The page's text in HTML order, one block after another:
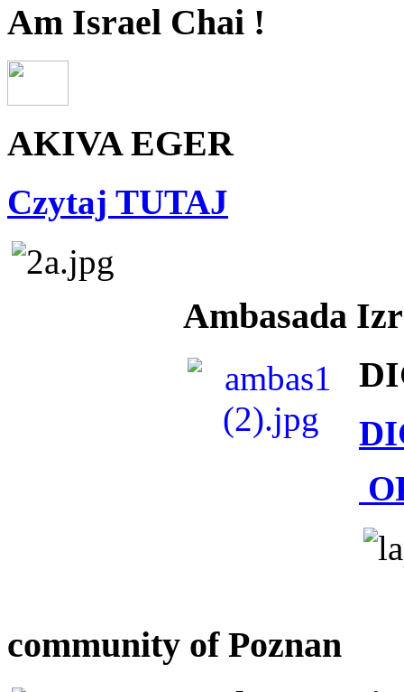
Am Israel Chai !
AKIVA EGER
Czytaj TUTAJ
Ambasada
community of Poznan